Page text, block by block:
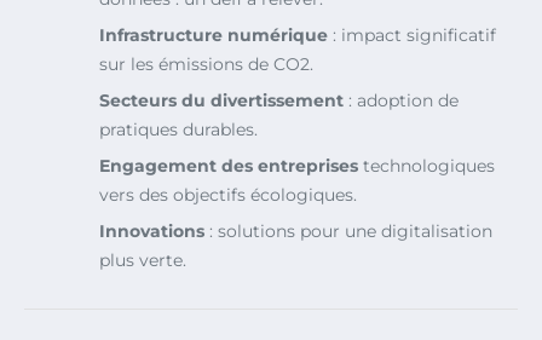
Infrastructure numérique : impact significatif
sur les émissions de CO2.
Secteurs du divertissement : adoption de
pratiques durables.
Engagement des entreprises technologiques
vers des objectifs écologiques.
Innovations : solutions pour une digitalisation
plus verte.